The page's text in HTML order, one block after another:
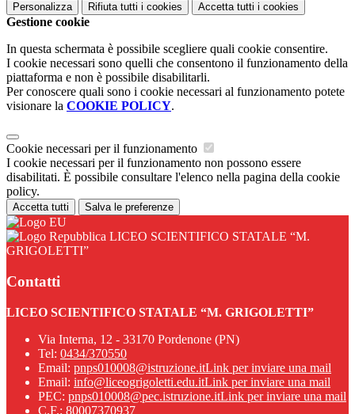
Personalizza Rifiuta tutti i cookies Accetta tutti i cookies
Gestione cookie
In questa schermata è possibile scegliere quali cookie consentire.
I cookie necessari sono quelli che consentono il funzionamento della
piattaforma e non è possibile disabilitarli.
Per conoscere quali sono i cookie necessari al funzionamento potete
visionare la COOKIE POLICY.
Cookie necessari per il funzionamento
I cookie necessari per il funzionamento non possono essere
disabilitati. È possibile consultare l'elenco nella pagina della cookie
policy.
Accetta tutti Salva le preferenze
LICEO SCIENTIFICO STATALE “M.
GRIGOLETTI”
Contatti
LICEO SCIENTIFICO STATALE “M. GRIGOLETTI”
Via Interna, 12 - 33170 Pordenone (PN)
Tel: 0434/370550
Email: pnps010008@istruzione.itLink per inviare una mail
Email: info@liceogrigoletti.edu.itLink per inviare una mail
PEC: pnps010008@pec.istruzione.itLink per inviare una mail
C.F.: 80007370937